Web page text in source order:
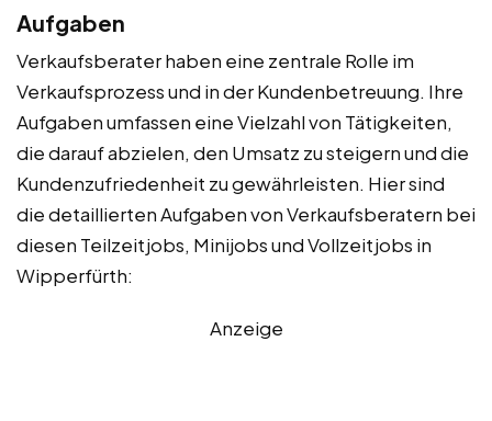
Aufgaben
Verkaufsberater haben eine zentrale Rolle im
Verkaufsprozess und in der Kundenbetreuung. Ihre
Aufgaben umfassen eine Vielzahl von Tätigkeiten,
die darauf abzielen, den Umsatz zu steigern und die
Kundenzufriedenheit zu gewährleisten. Hier sind
die detaillierten Aufgaben von Verkaufsberatern bei
diesen Teilzeitjobs, Minijobs und Vollzeitjobs in
Wipperfürth:
Anzeige